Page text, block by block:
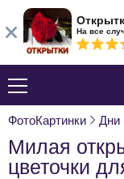
ФотоКартинки Дни
Милая
цветочки
На все